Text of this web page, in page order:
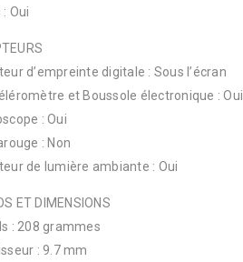
: Oui
d’empreinte digitale : Sous l’écran
et Boussole électronique : Oui
: Oui
: Non
de lumière ambiante : Oui
ET DIMENSIONS
: 208 grammes
: 9.7 mm